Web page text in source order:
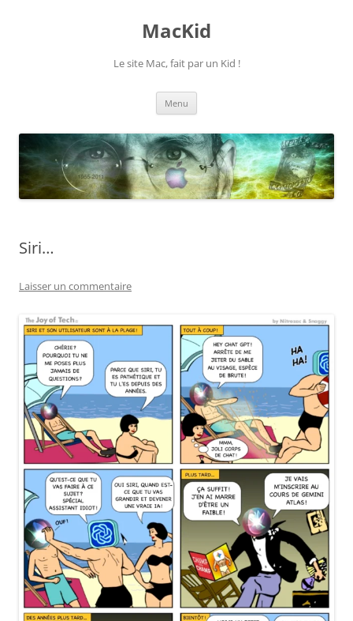
MacKid
Le site Mac, fait par un Kid !
Menu
Siri…
Laisser un commentaire